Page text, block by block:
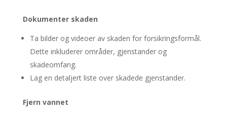
Dokumenter skaden
Ta bilder og videoer av skaden for forsikringsformål.
Dette inkluderer områder, gjenstander og
skadeomfang.
Lag en detaljert liste over skadede gjenstander.
Fjern vannet